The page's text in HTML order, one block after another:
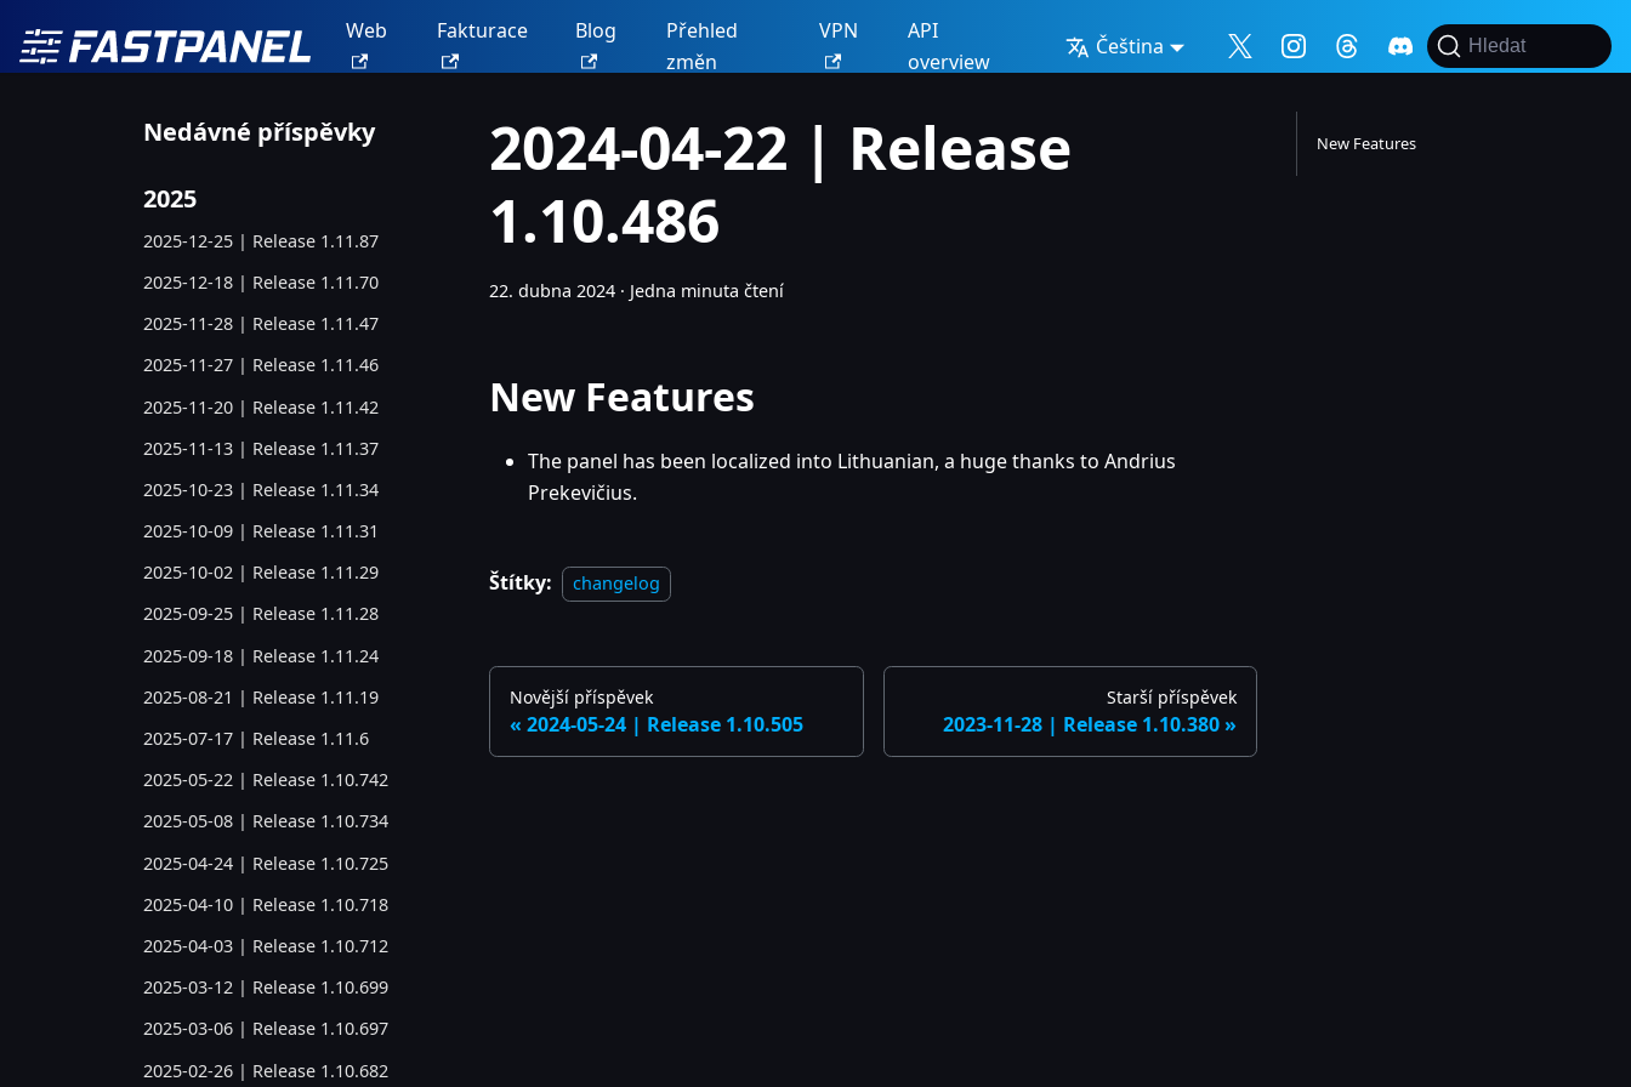
Web Fakturace Blog
Přehled
změn
VPN
API
overview
Čeština Hledat
Nedávné příspěvky
2025
2025-12-25 | Release 1.11.87
2025-12-18 | Release 1.11.70
2025-11-28 | Release 1.11.47
2025-11-27 | Release 1.11.46
2025-11-20 | Release 1.11.42
2025-11-13 | Release 1.11.37
2025-10-23 | Release 1.11.34
2025-10-09 | Release 1.11.31
2025-10-02 | Release 1.11.29
2025-09-25 | Release 1.11.28
2025-09-18 | Release 1.11.24
2025-08-21 | Release 1.11.19
2025-07-17 | Release 1.11.6
2025-05-22 | Release 1.10.742
2025-05-08 | Release 1.10.734
2025-04-24 | Release 1.10.725
2025-04-10 | Release 1.10.718
2025-04-03 | Release 1.10.712
2025-03-12 | Release 1.10.699
2025-03-06 | Release 1.10.697
2025-02-26 | Release 1.10.682
2024-04-22 | Release
1.10.486
22. dubna 2024 · Jedna minuta čtení
New Features
The panel has been localized into Lithuanian, a huge thanks to Andrius
Prekevičius.
Štítky: changelog
Novější příspěvek
2024-05-24 | Release 1.10.505
Starší příspěvek
2023-11-28 | Release 1.10.380
New Features